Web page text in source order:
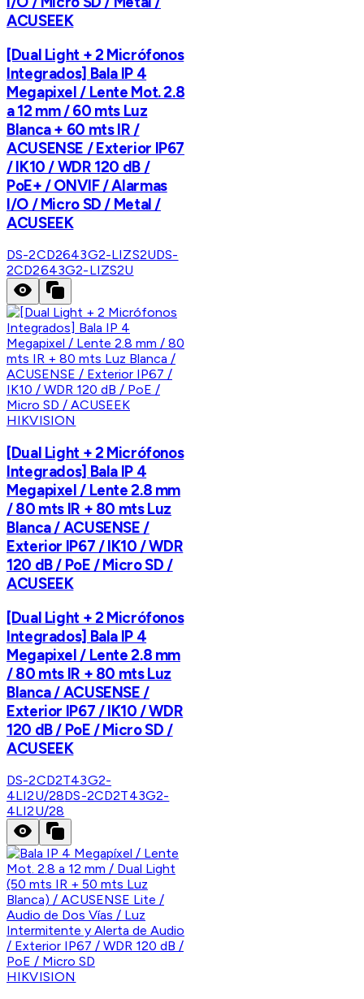
ACUSEEK
[Dual Light + 2 Micrófonos
Integrados] Bala IP 4
Megapixel / Lente Mot. 2.8
a 12 mm / 60 mts Luz
Blanca + 60 mts IR /
ACUSENSE / Exterior IP67
/ IK10 / WDR 120 dB /
PoE+ / ONVIF / Alarmas
I/O / Micro SD / Metal /
ACUSEEK
DS-2CD2643G2-LIZS2UDS-
2CD2643G2-LIZS2U
HIKVISION
[Dual Light + 2 Micrófonos
Integrados] Bala IP 4
Megapixel / Lente 2.8 mm
/ 80 mts IR + 80 mts Luz
Blanca / ACUSENSE /
Exterior IP67 / IK10 / WDR
120 dB / PoE / Micro SD /
ACUSEEK
[Dual Light + 2 Micrófonos
Integrados] Bala IP 4
Megapixel / Lente 2.8 mm
/ 80 mts IR + 80 mts Luz
Blanca / ACUSENSE /
Exterior IP67 / IK10 / WDR
120 dB / PoE / Micro SD /
ACUSEEK
DS-2CD2T43G2-
4LI2U/28DS-2CD2T43G2-
4LI2U/28
HIKVISION